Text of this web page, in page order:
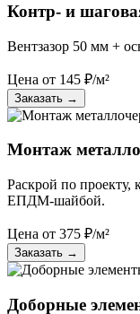
Контр- и
Вентзазор 50 мм +
Цена от 145 ₽/м²
Заказать →
Монтаж
Раскрой по проекту,
ЕПДМ-шайбой.
Цена от 375 ₽/м²
Заказать →
Доборные